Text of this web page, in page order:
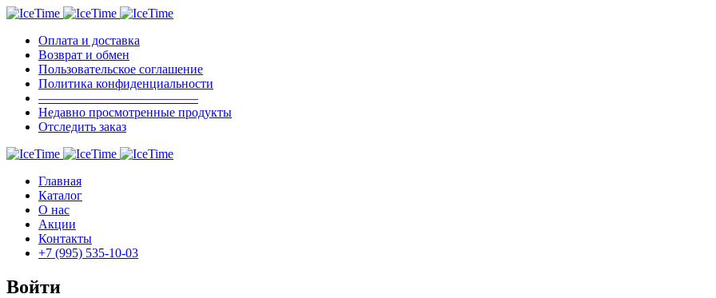
Оплата и доставка
Возврат и обмен
Пользовательское соглашение
Политика конфиденциальности
————————————–
Недавно просмотренные продукты
Отследить заказ
Главная
Каталог
О нас
Акции
Контакты
+7 (995) 535-10-03
Войти